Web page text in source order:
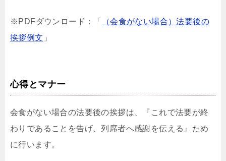
※PDFダウンロード：「
（会食がない場合）法要後の
挨拶例文 」
心得とマナー
会食がない場合の法要後の挨拶は、『これで法要が終
わりであることを告げ、列席者へ感謝を伝える』ため
に行います。